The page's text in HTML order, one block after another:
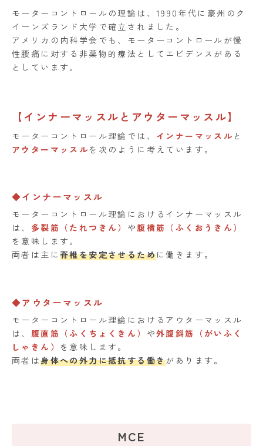
モーターコントロールの理論は、1990年代に豪州のク
イーンズランド大学で確立されました。
アメリカの内科学会でも、モーターコントロールが慢
性腰痛に対する非薬物的療法としてエビデンスがある
としています。
【インナーマッスルとアウターマッスル】
モーターコントロール理論では、 インナーマッスル と
アウターマッスルを次のように考えています。
◆インナーマッスル
モーターコントロール理論におけるインナーマッスル
は、 多裂筋（たれつきん） や腹横筋（ふくおうきん）
を意味します。
両者は主に 脊椎を安定させるために働きます。
◆アウターマッスル
モーターコントロール理論におけるアウターマッスル
は、 腹直筋（ふくちょくきん） や外腹斜筋（がいふく
しゃきん） を意味します。
両者は身体への外力に抵抗する働きがあります。
MCE